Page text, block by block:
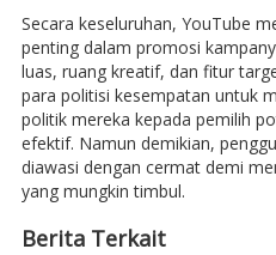
Secara keseluruhan, YouTube
penting dalam promosi
luas, ruang kreatif, dan fitur
para politisi kesempatan untuk
politik mereka kepada pemilih
efektif. Namun demikian,
diawasi dengan cermat demi
yang mungkin timbul.
Berita Terkait